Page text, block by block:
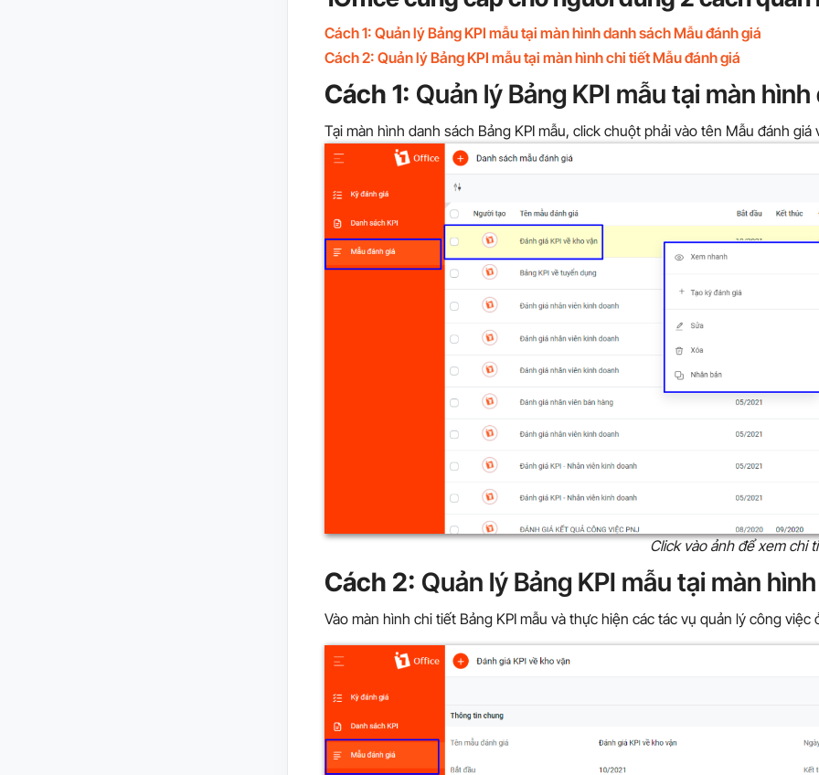
Cách 1: Quản lý Bảng KPI mẫu tại màn hình danh sách Mẫu đánh giá
Cách 2: Quản lý Bảng KPI mẫu tại màn hình chi tiết Mẫu đánh giá
Cách 1: Quản lý Bảng KPI mẫu tại màn
Tại màn hình danh sách Bảng KPI mẫu, click chuột phải vào tên Mẫu đánh
Click vào ảnh để xem chi
Cách 2: Quản lý Bảng KPI mẫu tại màn
Vào màn hình chi tiết Bảng KPI mẫu và thực hiện các tác vụ quản lý công việc